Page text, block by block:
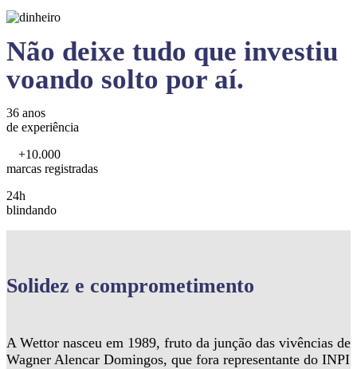
Não deixe tudo que investiu
voando solto por aí.
36 anos
de experiência
+10.000
marcas registradas
24h
blindando
Solidez e comprometimento
A Wettor nasceu em 1989, fruto da junção das vivências de
Wagner Alencar Domingos, que fora representante do INPI